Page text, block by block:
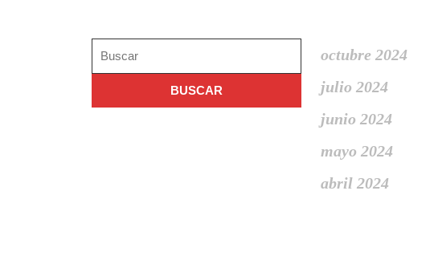
octubre 2024
julio 2024
junio 2024
mayo 2024
abril 2024